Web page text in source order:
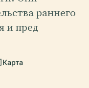
раннего
и пред
Карта